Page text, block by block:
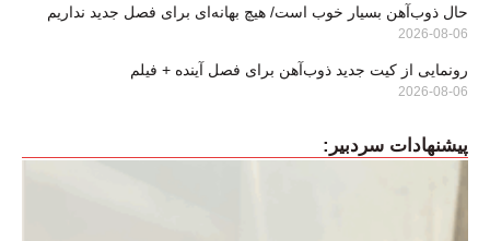
حال ذوب‌آهن بسیار خوب است/ هیچ بهانه‌ای برای فصل جدید نداریم
2026-08-06
رونمایی از کیت جدید ذوب‌آهن برای فصل آینده + فیلم
2026-08-06
پیشنهادات سردبیر: